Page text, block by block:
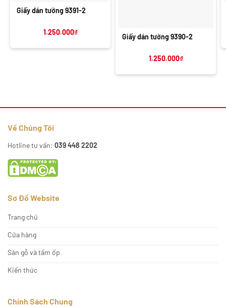
Giấy dán tường 9391-2
1.250.000₫
Giấy dán tường 9390-2
1.250.000₫
Về Chúng Tôi
Hotline tư vấn: 039 448 2202
Sơ Đồ Website
Trang chủ
Cửa hàng
Sàn gỗ và tấm ốp
Kiến thức
Chính Sách Chung